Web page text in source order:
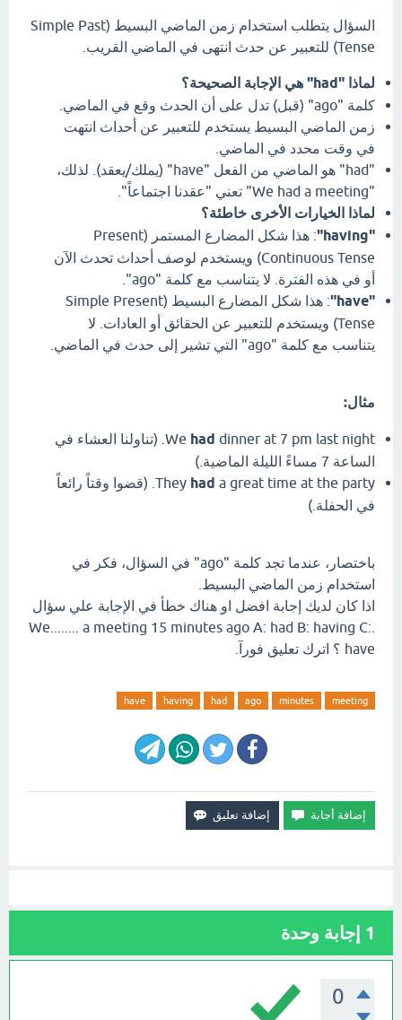
السؤال يتطلب استخدام زمن الماضي البسيط (Simple Past
Tense) للتعبير عن حدث انتهى في الماضي القريب.
لماذا "had" هي الإجابة الصحيحة؟
كلمة "ago" (قبل) تدل على أن الحدث وقع في الماضي.
زمن الماضي البسيط يستخدم للتعبير عن أحداث انتهت
في وقت محدد في الماضي.
"had" هو الماضي من الفعل "have" (يملك/يعقد). لذلك،
"We had a meeting" تعني "عقدنا اجتماعاً".
لماذا الخيارات الأخرى خاطئة؟
"having"
: هذا شكل المضارع المستمر (Present
Continuous Tense) ويستخدم لوصف أحداث تحدث الآن
أو في هذه الفترة. لا يتناسب مع كلمة "ago".
"have"
: هذا شكل المضارع البسيط (Simple Present
Tense) ويستخدم للتعبير عن الحقائق أو العادات. لا
يتناسب مع كلمة "ago" التي تشير إلى حدث في الماضي.
مثال:
We had
dinner at 7 pm last night. (تناولنا العشاء في
الساعة 7 مساءً الليلة الماضية.)
They had
a great time at the party. (قضوا وقتاً رائعاً
في الحفلة.)
باختصار، عندما تجد كلمة "ago" في السؤال، فكر في
استخدام زمن الماضي البسيط.
اذا كان لديك إجابة افضل او هناك خطأ في الإجابة علي سؤال
.We........ a meeting 15 minutes ago A: had B: having C:
have ؟ اترك تعليق فورآ.
meeting
minutes
ago
had
having
have
1 إجابة وحدة
0